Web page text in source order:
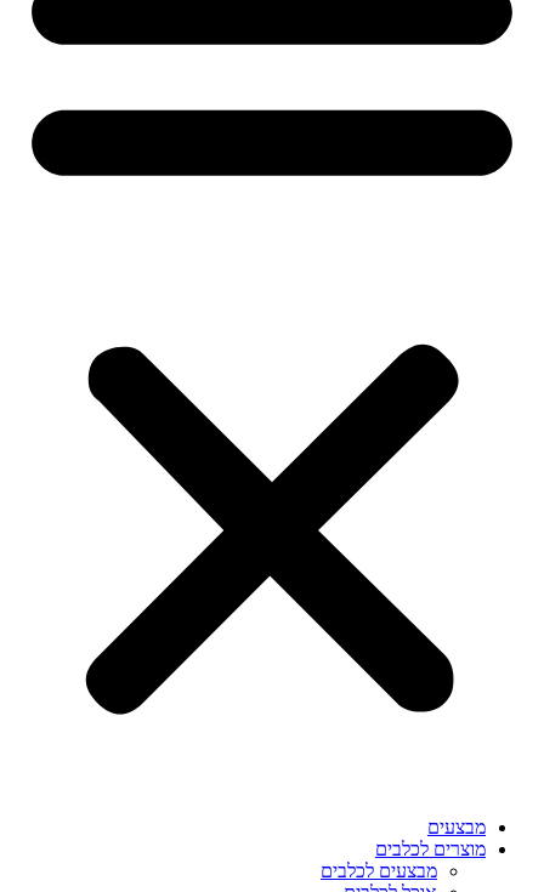
מבצעים
מוצרים לכלבים
מבצעים לכלבים